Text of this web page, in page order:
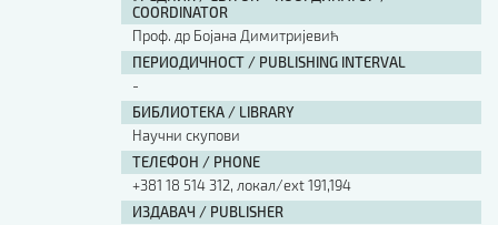
COORDINATOR
Проф. др Бојана Димитријевић
ПЕРИОДИЧНОСТ / PUBLISHING INTERVAL
-
БИБЛИОТЕКА / LIBRARY
Научни скупови
ТЕЛЕФОН / PHONE
+381 18 514 312, локал/ext 191,194
ИЗДАВАЧ / PUBLISHER